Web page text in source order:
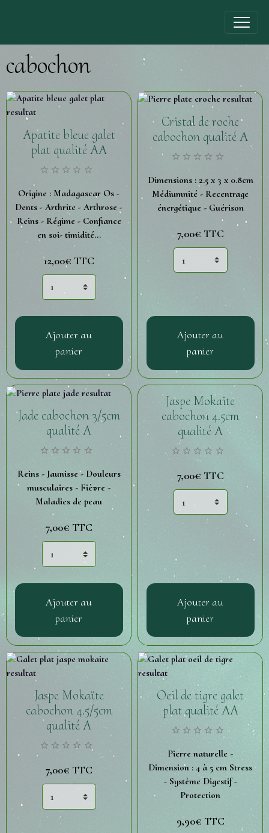
cabochon
Apatite bleue galet
plat qualité AA
Origine : Madagascar Os -
Dents - Arthrite - Arthrose -
Reins - Régime - Confiance
en soi- timidité...
12,00€ TTC
Ajouter au
panier
Cristal de roche
cabochon qualité A
Dimensions : 2.5 x 3 x 0.8cm
Médiumnité - Recentrage
énergétique - Guérison
7,00€ TTC
Ajouter au
panier
Jade cabochon 3/5cm
qualité A
Reins - Jaunisse - Douleurs
musculaires - Fièvre -
Maladies de peau
7,00€ TTC
Ajouter au
panier
Jaspe Mokaite
cabochon 4.5cm
qualité A
7,00€ TTC
Ajouter au
panier
Jaspe Mokaïte
cabochon 4.5/5cm
qualité A
7,00€ TTC
Oeil de tigre galet
plat qualité AA
Pierre naturelle -
Dimension : 4 à 5 cm Stress
- Système Digestif -
Protection
9,90€ TTC